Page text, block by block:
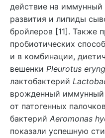
действие на иммунный
развития и липиды
бройлеров [11]. Также
пробиотических
и в комбинации,
вешенки Pleurotus
лактобактерий
врожденный иммунный
от патогенных
бактерий Aeromonas
показали успешную